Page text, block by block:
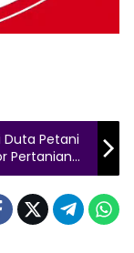
Petani
Pertanian